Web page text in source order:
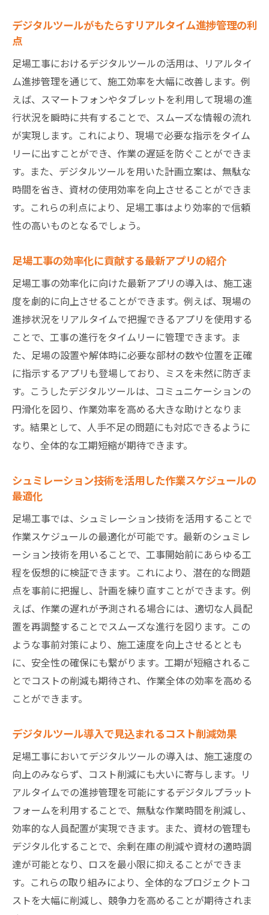
モジュール化とは何か、その利点とは
モジュール化で施工現場がどう変わるか
組み立てと解体の時間短縮を実現する方法
安全性と効率性を両立する材料選び
モジュール化材料の導入事例とその効果
事前の綿密な計画作成が足場工事のスムーズな
進行を実現する
計画作成の基本ステップとその重要性
シミュレーション技術を使った計画策定
予測される問題点への事前対応策
関係者間での情報共有と合意形成の方法
効果的な計画作成ツールの紹介
安全性を確保しつつ施工速度を向上させる足場
工事の新戦略
安全性を損なわない技術革新とは
現場安全管理と施工速度のバランスの取り
方
安全基準を遵守しつつ効率化を図る方法
事故リスクを低減するための最新技術
教育と訓練で安全意識を高める方法
安全性向上のための現場チェックリスト
デジタル時代の足場工事効率化に必要なツール
と技術
足場工事における必須デジタルツール
現場管理を効率化するIoT技術の活用
クラウドベースの情報共有システムの利点
効率化を実現するための最新ソフトウェア
技術革新がもたらす未来の足場工事
ツール選定の際の考慮すべき点
足場工事の施工速度向上に寄与する最新のモジ
ュール化技術
最新技術がもたらす施工の変革
導入事例から学ぶ成功のポイント
施工速度を飛躍的に向上させる技術
材料選びがもたらす施工の効率化
モジュール化技術が変える未来の工事現場
効率的な足場工事を実現するための計画作成の
重要性
綿密な計画作成がもたらす施工速度の向上
計画作成における効率化のポイント
現場での計画の修正と対応方法
デジタルツールがもたらすリアルタイム進捗管理の利
点
足場工事におけるデジタルツールの活用は、リアルタイ
ム進捗管理を通じて、施工効率を大幅に改善します。例
えば、スマートフォンやタブレットを利用して現場の進
行状況を瞬時に共有することで、スムーズな情報の流れ
が実現します。これにより、現場で必要な指示をタイム
リーに出すことができ、作業の遅延を防ぐことができま
す。また、デジタルツールを用いた計画立案は、無駄な
時間を省き、資材の使用効率を向上させることができま
す。これらの利点により、足場工事はより効率的で信頼
性の高いものとなるでしょう。
足場工事の効率化に貢献する最新アプリの紹介
足場工事の効率化に向けた最新アプリの導入は、施工速
度を劇的に向上させることができます。例えば、現場の
進捗状況をリアルタイムで把握できるアプリを使用する
ことで、工事の進行をタイムリーに管理できます。ま
た、足場の設置や解体時に必要な部材の数や位置を正確
に指示するアプリも登場しており、ミスを未然に防ぎま
す。こうしたデジタルツールは、コミュニケーションの
円滑化を図り、作業効率を高める大きな助けとなりま
す。結果として、人手不足の問題にも対応できるように
なり、全体的な工期短縮が期待できます。
シュミレーション技術を活用した作業スケジュールの
最適化
足場工事では、シュミレーション技術を活用することで
作業スケジュールの最適化が可能です。最新のシュミレ
ーション技術を用いることで、工事開始前にあらゆる工
程を仮想的に検証できます。これにより、潜在的な問題
点を事前に把握し、計画を練り直すことができます。例
えば、作業の遅れが予測される場合には、適切な人員配
置を再調整することでスムーズな進行を図ります。この
ような事前対策により、施工速度を向上させるととも
に、安全性の確保にも繋がります。工期が短縮されるこ
とでコストの削減も期待され、作業全体の効率を高める
ことができます。
デジタルツール導入で見込まれるコスト削減効果
足場工事においてデジタルツールの導入は、施工速度の
向上のみならず、コスト削減にも大いに寄与します。リ
アルタイムでの進捗管理を可能にするデジタルプラット
フォームを利用することで、無駄な作業時間を削減し、
効率的な人員配置が実現できます。また、資材の管理も
デジタル化することで、余剰在庫の削減や資材の適時調
達が可能となり、ロスを最小限に抑えることができま
す。これらの取り組みにより、全体的なプロジェクトコ
ストを大幅に削減し、競争力を高めることが期待されま